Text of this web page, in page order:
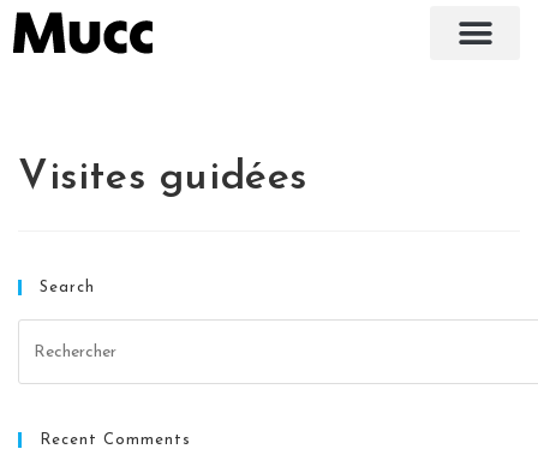
Visites guidées
Search
Recent Comments